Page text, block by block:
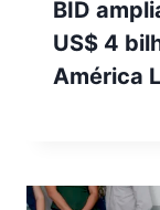
BID
US$ 4
América